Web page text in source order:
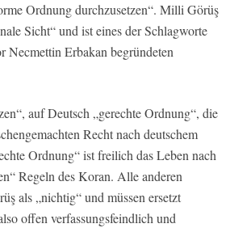
Ordnung durchzusetzen“. Milli Görüş
Sicht“ und ist eines der Schlagworte
Necmettin Erbakan begründeten
auf Deutsch „gerechte Ordnung“, die
Recht nach deutschem
Ordnung“ ist freilich das Leben nach
Regeln des Koran. Alle anderen
als „nichtig“ und müssen ersetzt
offen verfassungsfeindlich und